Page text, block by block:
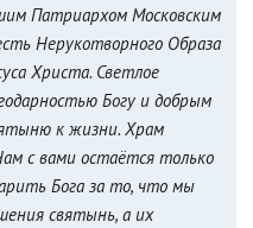
Патриархом Московским
Нерукотворного Образа
Христа. Светлое
Богу и добрым
к жизни. Храм
с вами остаётся только
Бога за то, что мы
святынь, а их